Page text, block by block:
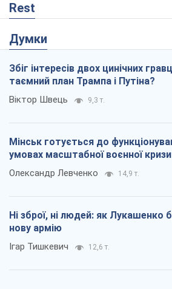
Rest
Думки
Збіг інтересів двох цинічних
таємний план Трампа і Путіна?
Віктор Швець 9,3 т.
Мінськ готується до
умовах масштабної воєнної кризи
Олександр Левченко 14,9 т.
Ні зброї, ні людей: як Лукашенко
нову армію
Ігар Тишкевич 12,6 т.